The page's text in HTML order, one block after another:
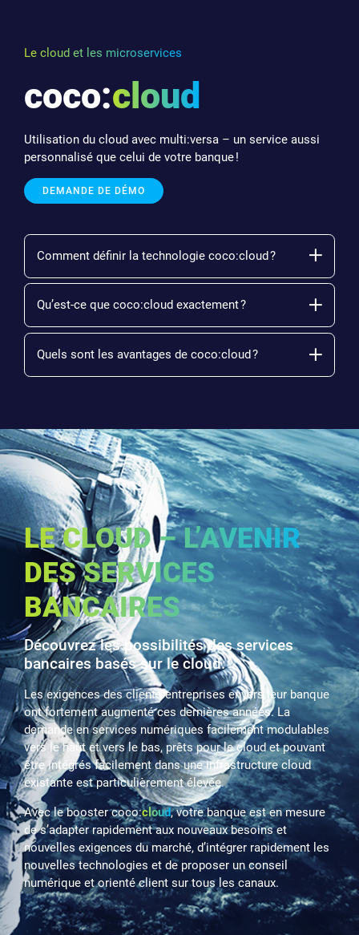
Le cloud et les microservices
coco:cloud
Utilisation du cloud avec multi:versa – un service aussi
personnalisé que celui de votre banque !
DEMANDE DE DÉMO
Comment définir la technologie coco:cloud ?
Qu’est-ce que coco:cloud exactement ?
Quels sont les avantages de coco:cloud ?
LE CLOUD – L’AVENIR
DES SERVICES
BANCAIRES
Découvrez les possibilités des services
bancaires basés sur le cloud.
Les exigences des clients entreprises envers leur banque
ont fortement augmenté ces dernières années. La
demande en services numériques facilement modulables
vers le haut et vers le bas, prêts pour le cloud et pouvant
être intégrés facilement dans une infrastructure cloud
existante est particulièrement élevée.
Avec le booster coco:cloud, votre banque est en mesure
de s’adapter rapidement aux nouveaux besoins et
nouvelles exigences du marché, d’intégrer rapidement les
nouvelles technologies et de proposer un conseil
numérique et orienté client sur tous les canaux.